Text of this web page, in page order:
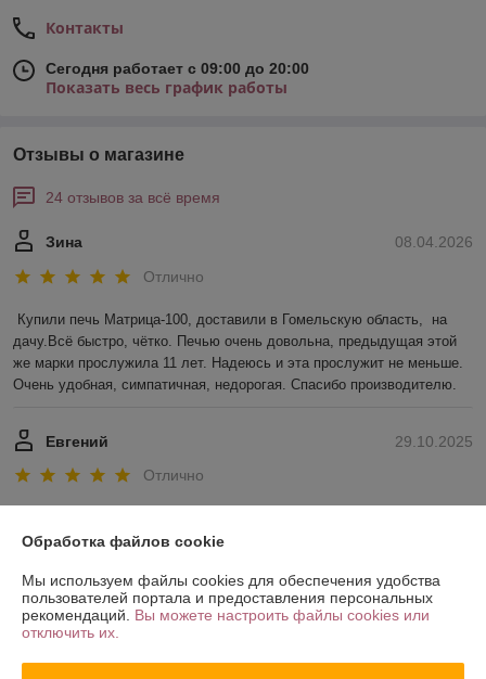
Контакты
Сегодня работает с 09:00 до 20:00
Показать весь график работы
Отзывы о магазине
24 отзывов за всё время
08.04.2026
Зина
Отлично
Купили печь Матрица-100, доставили в Гомельскую область,  на
дачу.Всё быстро, чётко. Печью очень довольна, предыдущая этой
же марки прослужила 11 лет. Надеюсь и эта прослужит не меньше.
Очень удобная, симпатичная, недорогая. Спасибо производителю.
29.10.2025
Евгений
Отлично
О нас
Контакты
Обработка файлов cookie
Мы используем файлы cookies для обеспечения удобства
пользователей портала и предоставления персональных
рекомендаций. Вы можете настроить файлы cookies или
отключить их.